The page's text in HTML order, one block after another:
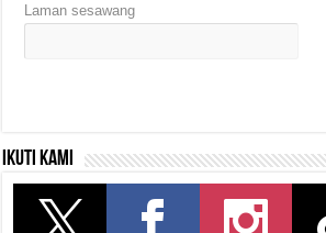
Laman sesawang
Ikuti kami